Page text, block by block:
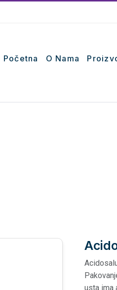
Početna O Nama
usta ima